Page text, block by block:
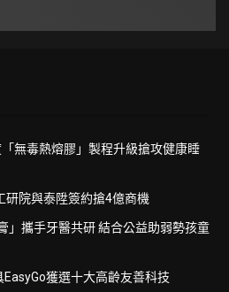
無毒熱熔膠」製程升級搶攻健康睡
研院與泰陞簽約搶4億商機
」攜手牙醫共研 結合公益助弱勢孩童
獲選十大高齡友善科技